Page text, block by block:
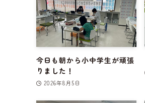
今日も朝から小中学生が頑張
りました！
2026年8月5日